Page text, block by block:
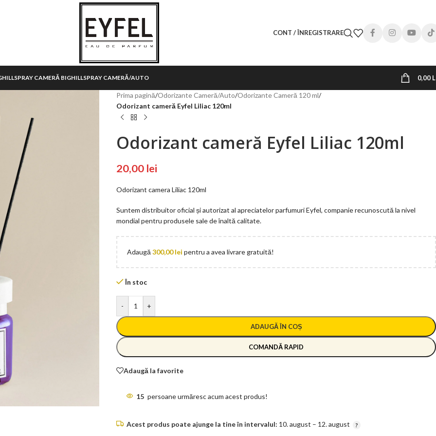
CONT / ÎNREGISTRARE
SPRAY CAMERĂ BIGHILLSPRAY CAMERĂ/AUTO 0,00
Prima pagină/Odorizante Cameră/Auto/Odorizante Cameră 120 ml/
Odorizant cameră Eyfel Liliac 120ml
Odorizant cameră Eyfel Liliac 120ml
20,00 lei
Odorizant camera Liliac 120ml
Suntem distribuitor oficial și autorizat al apreciatelor parfumuri Eyfel, companie recunoscută la nivel
mondial pentru produsele sale de înaltă calitate.
Adaugă 300,00lei pentru a avea livrare gratuită!
În stoc
- +
ADAUGĂ ÎN COȘ
COMANDĂ RAPID
Adaugă la favorite
15 persoane urmăresc acum acest produs!
Acest produs poate ajunge la tine în intervalul: 10. august – 12. august